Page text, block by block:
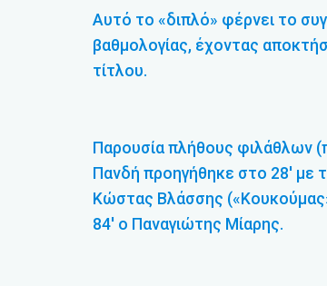
Αυτό το «διπλό» φέρνει το
βαθμολογίας, έχοντας
τίτλου.
Παρουσία πλήθους φιλάθλων
Πανδή προηγήθηκε στο 28′ με
Κώστας Βλάσσης
84′ ο Παναγιώτης Μίαρης.